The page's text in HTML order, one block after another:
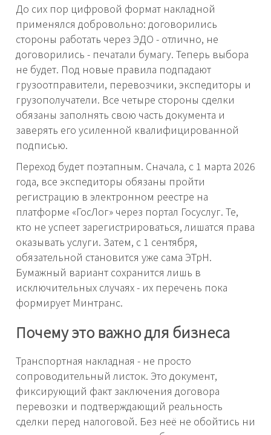
До сих пор цифровой формат накладной
применялся добровольно: договорились
стороны работать через ЭДО - отлично, не
договорились - печатали бумагу. Теперь выбора
не будет. Под новые правила подпадают
грузоотправители, перевозчики, экспедиторы и
грузополучатели. Все четыре стороны сделки
обязаны заполнять свою часть документа и
заверять его усиленной квалифицированной
подписью.
Переход будет поэтапным. Сначала, с 1 марта 2026
года, все экспедиторы обязаны пройти
регистрацию в электронном реестре на
платформе «ГосЛог» через портал Госуслуг. Те,
кто не успеет зарегистрироваться, лишатся права
оказывать услуги. Затем, с 1 сентября,
обязательной становится уже сама ЭТрН.
Бумажный вариант сохранится лишь в
исключительных случаях - их перечень пока
формирует Минтранс.
Почему это важно для бизнеса
Транспортная накладная - не просто
сопроводительный листок. Это документ,
фиксирующий факт заключения договора
перевозки и подтверждающий реальность
сделки перед налоговой. Без неё не обойтись ни